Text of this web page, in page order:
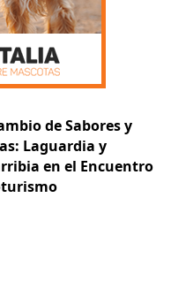
de Sabores y
Laguardia y
en el Encuentro